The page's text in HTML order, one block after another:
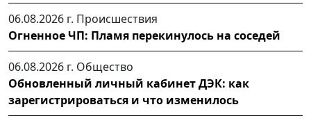
06.08.2026 г. Происшествия
Огненное ЧП: Пламя перекинулось на соседей
06.08.2026 г. Общество
Обновленный личный кабинет ДЭК: как
зарегистрироваться и что изменилось